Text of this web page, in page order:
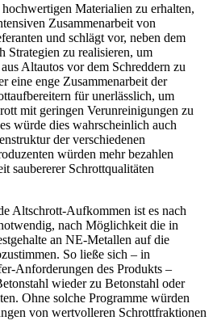
Materialien zu erhalten,
Zusammenarbeit von
und schlägt vor, neben dem
Strategien zu realisieren, um
Altautos vor dem Schreddern zu
eine enge Zusammenarbeit der
für unerlässlich, um
mit geringen Verunreinigungen zu
würde dies wahrscheinlich auch
der verschiedenen
würden mehr bezahlen
saubererer Schrottqualitäten
Altschrott-Aufkommen ist es nach
nach Möglichkeit die in
an NE-Metallen auf die
So ließe sich – in
Anforderungen des Produkts –
wieder zu Betonstahl oder
Ohne solche Programme würden
von wertvolleren Schrottfraktionen